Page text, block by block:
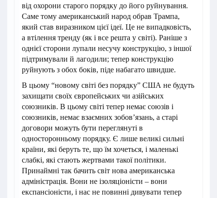
від охорони старого порядку до його руйнування.
Саме тому американський народ обрав Трампа,
який став виразником цієї ідеї. Це не випадковість,
а втілення тренду (як і все решта у світі). Раніше з
однієї сторони лупали несучу конструкцію, з іншої
підтримували й лагодили; тепер конструкцію
руйнують з обох боків, піде набагато швидше.
В цьому “новому світі без порядку” США не будуть
захищати своїх європейських чи азійських
союзників. В цьому світі тепер немає союзів і
союзників, немає взаємних зобов’язань, а старі
договори можуть бути переглянуті в
односторонньому порядку. Є лише великі сильні
країни, які беруть те, що їм хочеться, і маленькі
слабкі, які стають жертвами такої політики.
Принаймні так бачить світ нова американська
адміністрація. Вони не ізоляціоністи – вони
експансіоністи, і нас не повинні дивувати тепер